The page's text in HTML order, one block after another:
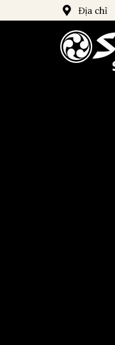
Địa chỉ